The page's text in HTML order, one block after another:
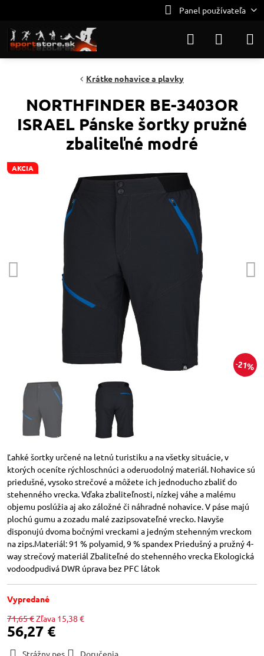
Panel používateľa
AKCIA
21%
Krátke nohavice a plavky
NORTHFINDER BE-3403OR
ISRAEL Pánske šortky pružné
zbaliteľné modré
Ľahké šortky určené na letnú turistiku a na všetky situácie, v
ktorých oceníte rýchloschnúci a oderuodolný materiál. Nohavice sú
priedušné, vysoko strečové a môžete ich jednoducho zbaliť do
stehenného vrecka. Vďaka zbaliteľnosti, nízkej váhe a malému
objemu poslúžia aj ako záložné či náhradné nohavice. V páse majú
plochú gumu a zozadu malé zazipsovateľné vrecko. Navyše
disponujú dvoma bočnými vreckami a jedným stehenným vreckom
na zips.Materiál: 91 % polyamid, 9 % spandex Priedušný a pružný 4-
way strečový materiál Zbaliteľné do stehenného vrecka Ekologická
vodoodpudivá DWR úprava bez PFC látok
Vypredané
71,65 €Zľava 15,38 €
56,27 €
Strážny pes
Doručenia